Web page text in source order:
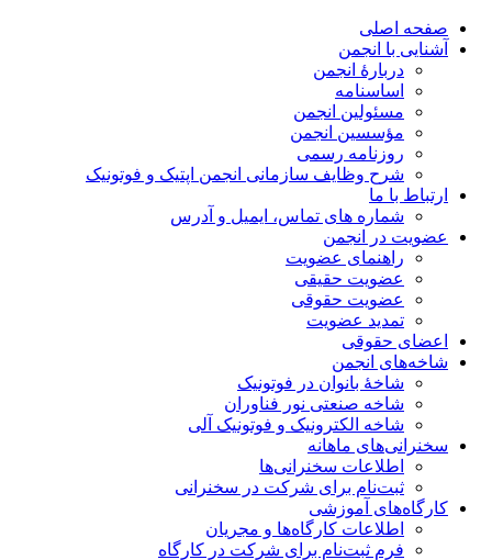
صفحه اصلی
آشنایی با انجمن
دربارۀ انجمن
اساسنامه
مسئولین انجمن
مؤسسین انجمن
روزنامه رسمی
شرح وظایف سازمانی انجمن اپتیک و فوتونیک
ارتباط با ما
شماره های تماس، ایمیل و آدرس
عضویت در انجمن
راهنمای عضویت
عضویت حقیقی
عضویت حقوقی
تمدید عضویت
اعضای حقوقی
شاخه‌های انجمن
شاخۀ بانوان در فوتونیک
شاخه صنعتی نور فناوران
شاخه‌ الکترونیک و فوتونیک آلی
سخنرانی‌های ماهانه
اطلاعات سخنرانی‌‌ها
ثبت‌نام برای شرکت در سخنرانی
کارگاه‌های آموزشی
اطلاعات کارگاه‌ها و مجریان
فرم ثبت‌نام برای شرکت در کارگاه